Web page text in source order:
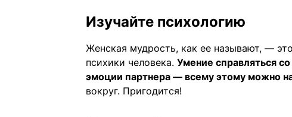
Изучайте психологию
Женская мудрость, как ее называют, —
психики человека. Умение справляться
эмоции партнера — всему этому можно
вокруг. Пригодится!